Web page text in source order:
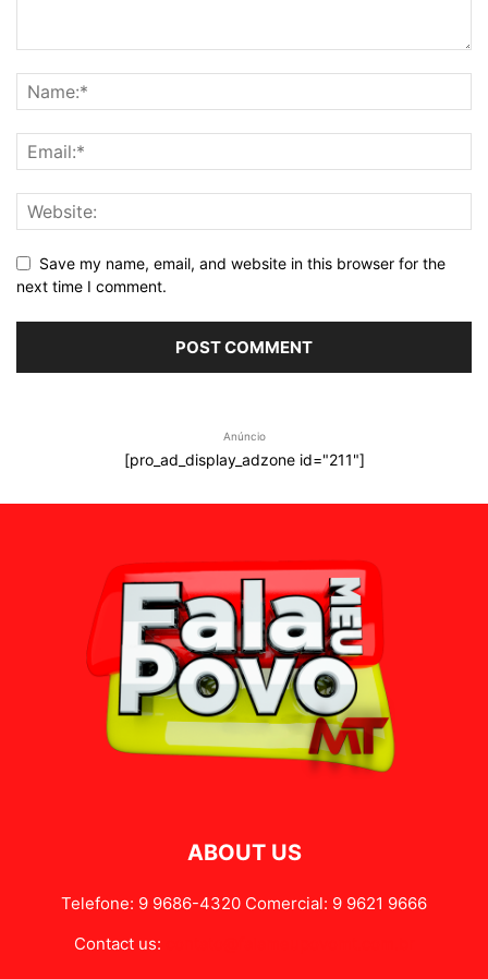
Save my name, email, and website in this browser for the
next time I comment.
Anúncio
[pro_ad_display_adzone id="211"]
ABOUT US
Telefone: 9 9686-4320 Comercial: 9 9621 9666
Contact us: